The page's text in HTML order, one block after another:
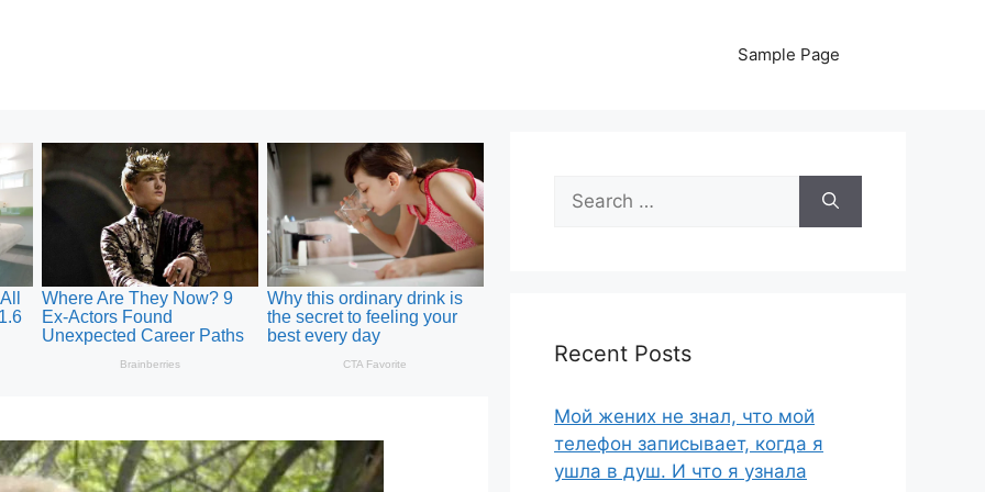
Sample Page
Search
for:
Recent Posts
Мой жених не знал, что мой
телефон записывает, когда я
ушла в душ. И что я узнала